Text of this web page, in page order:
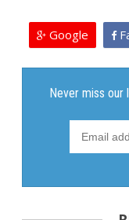
Google